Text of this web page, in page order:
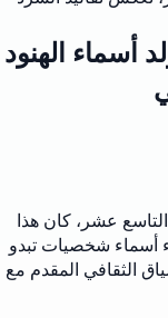
أسماء الهنود
عشر، كان هذا
أسماء شخصيات تبدو
الثقافي المقدم مع